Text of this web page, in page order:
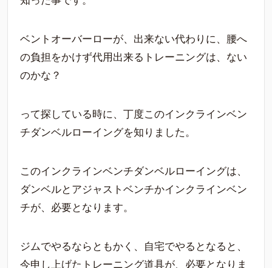
ベントオーバーローが、出来ない代わりに、腰へ
の負担をかけず代用出来るトレーニングは、ない
のかな？
って探している時に、丁度このインクラインベン
チダンベルローイングを知りました。
このインクラインベンチダンベルローイングは、
ダンベルとアジャストベンチかインクラインベン
チが、必要となります。
ジムでやるならともかく、自宅でやるとなると、
今申し上げたトレーニング道具が、必要となりま